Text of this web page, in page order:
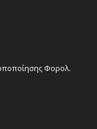
Φορολ.